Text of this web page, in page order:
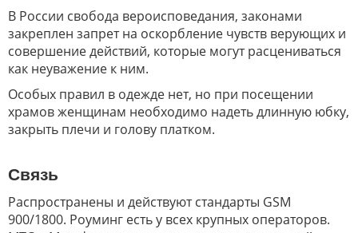
В России свобода вероисповедания, законами
закреплен запрет на оскорбление чувств верующих и
совершение действий, которые могут расцениваться
как неуважение к ним.
Особых правил в одежде нет, но при посещении
храмов женщинам необходимо надеть длинную юбку,
закрыть плечи и голову платком.
Связь
Распространены и действуют стандарты GSM
900/1800. Роуминг есть у всех крупных операторов.